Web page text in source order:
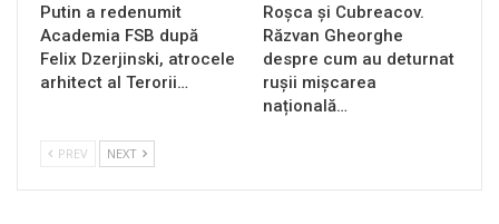
Putin a redenumit
Academia FSB după
Felix Dzerjinski, atrocele
arhitect al Terorii…
Roșca și Cubreacov.
Răzvan Gheorghe
despre cum au deturnat
rușii mișcarea
națională…
PREV NEXT